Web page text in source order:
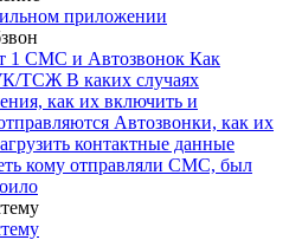
приложении
1 СМС и Автозвонок Как
ТСЖ В каких случаях
как их включить и
Автозвонки, как их
контактные данные
кому отправляли СМС, был